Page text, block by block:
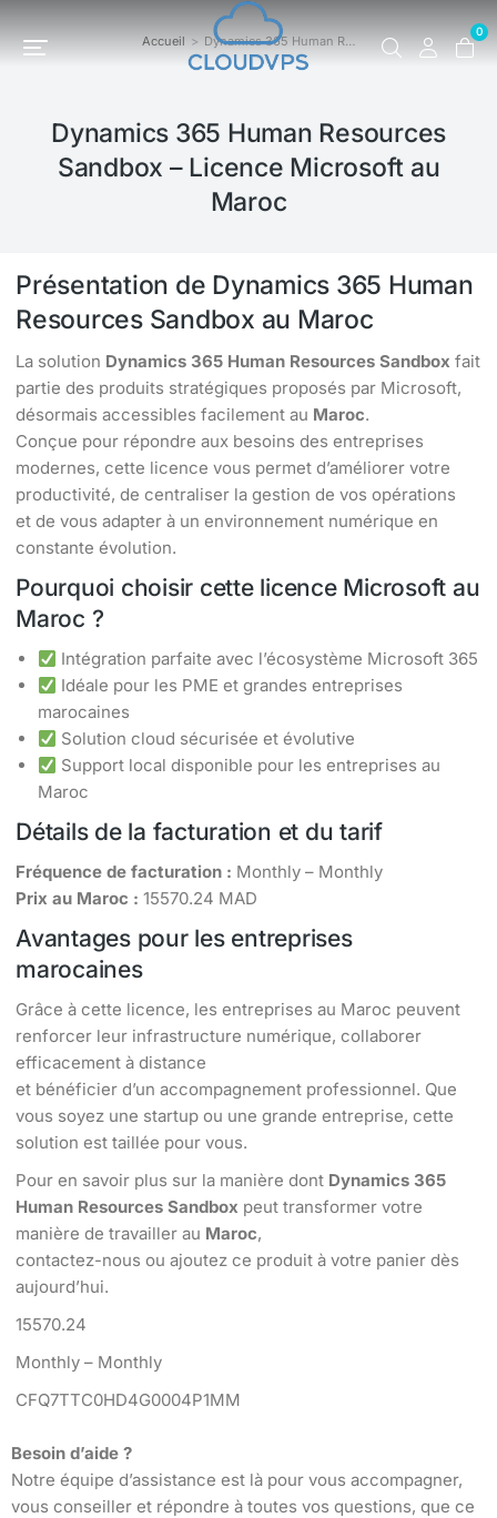
0
Vous êtes ici :Accueil Dynamics 365 Human R…
Dynamics 365 Human Resources
Sandbox – Licence Microsoft au
Maroc
Présentation de Dynamics 365 Human
Resources Sandbox au Maroc
La solution Dynamics 365 Human Resources Sandbox fait
partie des produits stratégiques proposés par Microsoft,
désormais accessibles facilement au Maroc.
Conçue pour répondre aux besoins des entreprises
modernes, cette licence vous permet d’améliorer votre
productivité, de centraliser la gestion de vos opérations
et de vous adapter à un environnement numérique en
constante évolution.
Pourquoi choisir cette licence Microsoft au
Maroc ?
Intégration parfaite avec l’écosystème Microsoft 365
Idéale pour les PME et grandes entreprises
marocaines
Solution cloud sécurisée et évolutive
Support local disponible pour les entreprises au
Maroc
Détails de la facturation et du tarif
Fréquence de facturation : Monthly – Monthly
Prix au Maroc : 15570.24 MAD
Avantages pour les entreprises
marocaines
Grâce à cette licence, les entreprises au Maroc peuvent
renforcer leur infrastructure numérique, collaborer
efficacement à distance
et bénéficier d’un accompagnement professionnel. Que
vous soyez une startup ou une grande entreprise, cette
solution est taillée pour vous.
Pour en savoir plus sur la manière dont Dynamics 365
Human Resources Sandbox peut transformer votre
manière de travailler au Maroc,
contactez-nous ou ajoutez ce produit à votre panier dès
aujourd’hui.
15570.24
Monthly – Monthly
CFQ7TTC0HD4G0004P1MM
Besoin d’aide ?
Notre équipe d’assistance est là pour vous accompagner,
vous conseiller et répondre à toutes vos questions, que ce